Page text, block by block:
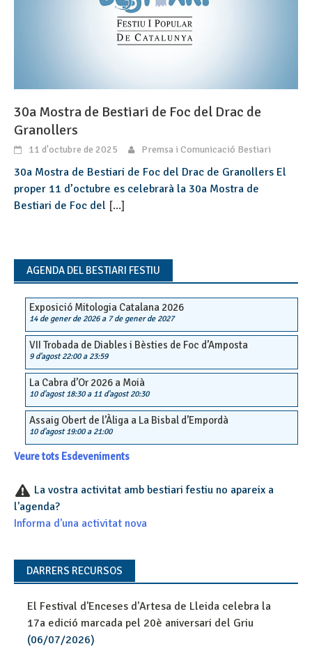
30a Mostra de Bestiari de Foc del Drac de
Granollers
11 d'octubre de 2025 Premsa i Comunicació Bestiari
30a Mostra de Bestiari de Foc del Drac de Granollers El
proper 11 d’octubre es celebrarà la 30a Mostra de
Bestiari de Foc del [...]
AGENDA DEL BESTIARI FESTIU
Exposició Mitologia Catalana 2026
14 de gener de 2026a 7 de gener de 2027
VII Trobada de Diables i Bèsties de Foc d’Amposta
9 d'agost 22:00a 23:59
La Cabra d’Or 2026 a Moià
10 d'agost 18:30a 11 d'agost 20:30
Assaig Obert de l’Àliga a La Bisbal d’Empordà
10 d'agost 19:00a 21:00
Veure tots Esdeveniments
La vostra activitat amb bestiari festiu no apareix a
l'agenda?
Informa d'una activitat nova
DARRERS RECURSOS
El Festival d'Enceses d'Artesa de Lleida celebra la
17a edició marcada pel 20è aniversari del Griu
(06/07/2026)